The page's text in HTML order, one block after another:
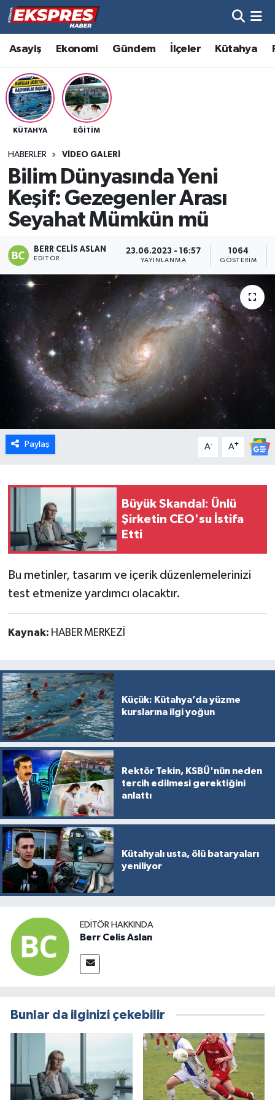
Asayiş Ekonomi Gündem İlçeler Kütahya
KÜTAHYA EĞITIM
HABERLER VIDEO GALERI
Bilim Dünyasında Yeni
Keşif: Gezegenler Arası
Seyahat Mümkün mü
BERR CELIS ASLAN
EDITÖR
23.06.2023 - 16:57
YAYINLANMA
1064
GÖSTERIM
Paylaş A- A+
Büyük Skandal: Ünlü
Şirketin CEO'su İstifa
Etti
Bu metinler, tasarım ve içerik düzenlemelerinizi
test etmenize yardımcı olacaktır.
Kaynak: HABER MERKEZİ
Küçük: Kütahya’da yüzme
kurslarına ilgi yoğun
Rektör Tekin, KSBÜ'nün neden
tercih edilmesi gerektiğini
anlattı
Kütahyalı usta, ölü bataryaları
yeniliyor
EDITÖR HAKKINDA
Berr Celis Aslan
Bunlar da ilginizi çekebilir
Altıntaş
Asayiş
Aslanapa
Bölge
Çavdarhisar
Dünya
Eğitim
Ekonomi
Emet
Foto Galeri
Gediz
Genel
Gündem
Hisarcık
İlçeler
Kütahya
Magazin
Otomobil
Pazarlar
Politika
Resmi İlan
Rüya Tabirleri
Sağlık
Şaphane
Simav
Spor
Tavşanlı
Teknoloji
Hava Durumu
Trafik Durumu
Süper Lig Puan Durumu ve Fikstür
Son Dakika Haberleri
Haber Arşivi